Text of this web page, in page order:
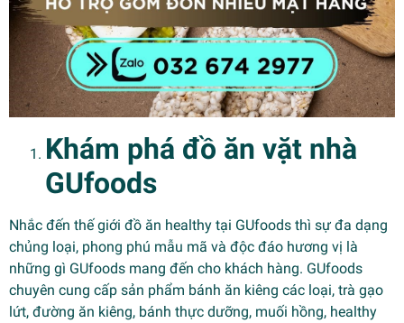
Khám phá đồ ăn vặt nhà
GUfoods
Nhắc đến thế giới đồ ăn healthy tại GUfoods thì sự đa dạng
chủng loại, phong phú mẫu mã và độc đáo hương vị là
những gì GUfoods mang đến cho khách hàng. GUfoods
chuyên cung cấp sản phẩm bánh ăn kiêng các loại, trà gạo
lứt, đường ăn kiêng, bánh thực dưỡng, muối hồng, healthy